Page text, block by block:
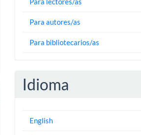
Para autores/as
Para bibliotecarios/as
Idioma
English